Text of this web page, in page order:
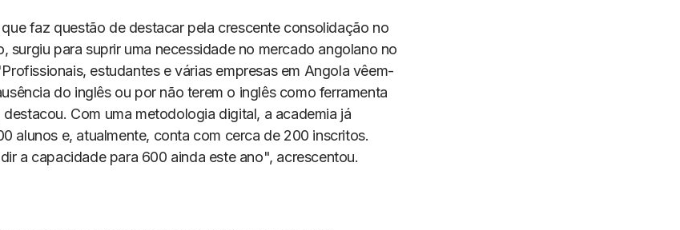
faz questão de destacar pela crescente consolidação no
surgiu para suprir uma necessidade no mercado angolano no
estudantes e várias empresas em Angola vêem-
do inglês ou por não terem o inglês como ferramenta
Com uma metodologia digital, a academia já
alunos e, atualmente, conta com cerca de 200 inscritos.
a capacidade para 600 ainda este ano", acrescentou.